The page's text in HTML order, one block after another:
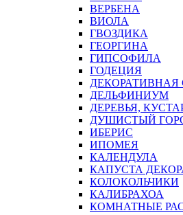
ВЕРБЕНА
ВИОЛА
ГВОЗДИКА
ГЕОРГИНА
ГИПСОФИЛА
ГОДЕЦИЯ
ДЕКОРАТИВНАЯ
ДЕЛЬФИНИУМ
ДЕРЕВЬЯ,
ДУШИСТЫЙ
ИБЕРИС
ИПОМЕЯ
КАЛЕНДУЛА
КАПУСТА
КОЛОКОЛЬЧИКИ
КАЛИБРАХОА
КОМНАТНЫЕ